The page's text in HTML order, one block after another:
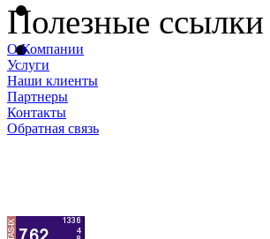
Полезные ссылки
О Компании
Услуги
Наши клиенты
Партнеры
Контакты
Обратная связь